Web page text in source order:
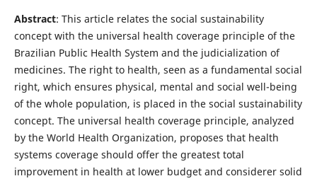
Abstract: This article relates the social sustainability
concept with the universal health coverage principle of the
Brazilian Public Health System and the judicialization of
medicines. The right to health, seen as a fundamental social
right, which ensures physical, mental and social well-being
of the whole population, is placed in the social sustainability
concept. The universal health coverage principle, analyzed
by the World Health Organization, proposes that health
systems coverage should offer the greatest total
improvement in health at lower budget and considerer solid